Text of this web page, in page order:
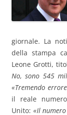
giornale. La
della stampa
Leone Grotti,
No, sono 545
«Tremendo
il reale
Unito: «Il